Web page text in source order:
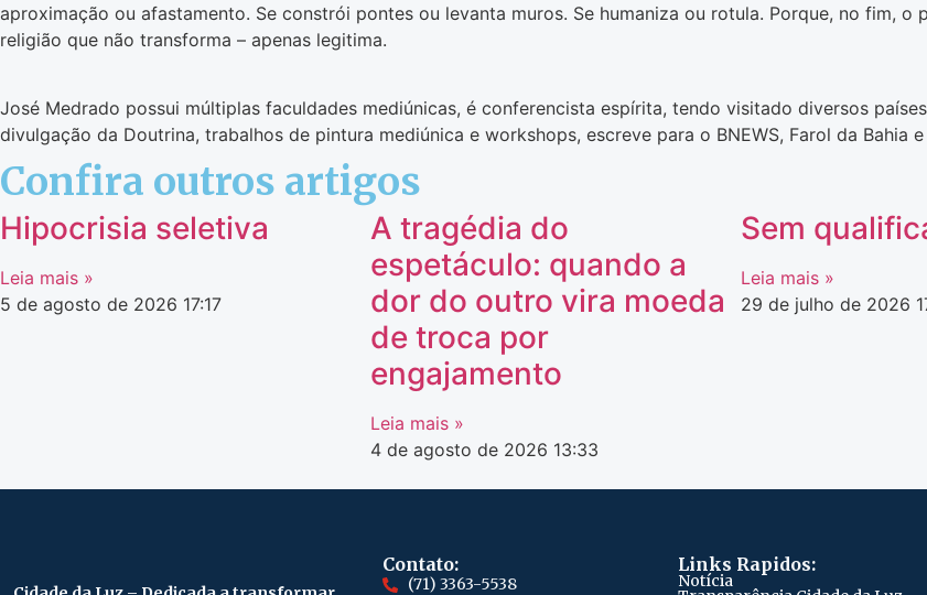
aproximação ou afastamento. Se constrói pontes ou levanta muros. Se humaniza ou rotula. Porque, no fim,
religião que não transforma – apenas legitima.
José Medrado possui múltiplas faculdades mediúnicas, é conferencista espírita, tendo visitado diversos
divulgação da Doutrina, trabalhos de pintura mediúnica e workshops, escreve para o BNEWS, Farol da Bahia
Confira outros artigos
Hipocrisia seletiva
Leia mais »
5 de agosto de 2026 17:17
A tragédia do
espetáculo: quando a
dor do outro vira moeda
de troca por
engajamento
Leia mais »
4 de agosto de 2026 13:33
Sem
Leia mais »
29 de julho de 2026
Contato:
(71) 3363-5538
Links Rapidos:
Notícia